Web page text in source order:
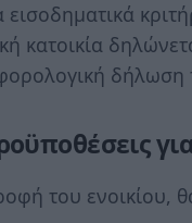
εισοδηματικά
κατοικία
δήλωση
του ενοικίου,